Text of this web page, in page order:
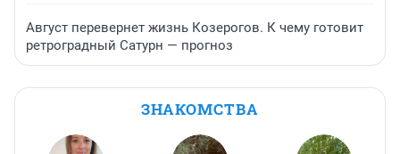
Август перевернет жизнь Козерогов. К чему готовит
ретроградный Сатурн — прогноз
ЗНАКОМСТВА